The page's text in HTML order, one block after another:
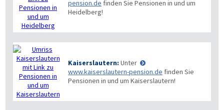
pension.de finden Sie Pensionen in und um
Heidelberg!
Kaiserslautern: Unter
www.kaiserslautern-pension.de finden Sie
Pensionen in und um Kaiserslautern!